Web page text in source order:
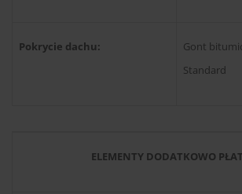
Pokrycie dachu:
Gont
Standard
ELEMENTY DODATKOWO